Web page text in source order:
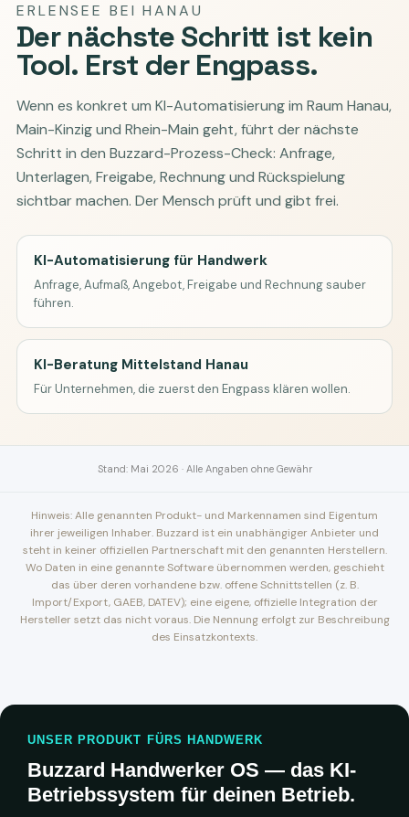
ERLENSEE BEI HANAU
Der nächste Schritt ist kein
Tool. Erst der Engpass.
Wenn es konkret um KI-Automatisierung im Raum Hanau,
Main-Kinzig und Rhein-Main geht, führt der nächste
Schritt in den Buzzard-Prozess-Check: Anfrage,
Unterlagen, Freigabe, Rechnung und Rückspielung
sichtbar machen. Der Mensch prüft und gibt frei.
KI-Automatisierung für Handwerk
Anfrage, Aufmaß, Angebot, Freigabe und Rechnung sauber
führen.
KI-Beratung Mittelstand Hanau
Für Unternehmen, die zuerst den Engpass klären wollen.
Stand: Mai 2026 · Alle Angaben ohne Gewähr
Hinweis: Alle genannten Produkt- und Markennamen sind Eigentum
ihrer jeweiligen Inhaber. Buzzard ist ein unabhängiger Anbieter und
steht in keiner offiziellen Partnerschaft mit den genannten Herstellern.
Wo Daten in eine genannte Software übernommen werden, geschieht
das über deren vorhandene bzw. offene Schnittstellen (z. B.
Import/Export, GAEB, DATEV); eine eigene, offizielle Integration der
Hersteller setzt das nicht voraus. Die Nennung erfolgt zur Beschreibung
des Einsatzkontexts.
UNSER PRODUKT FÜRS HANDWERK
Buzzard Handwerker OS — das KI-
Betriebssystem für deinen Betrieb.